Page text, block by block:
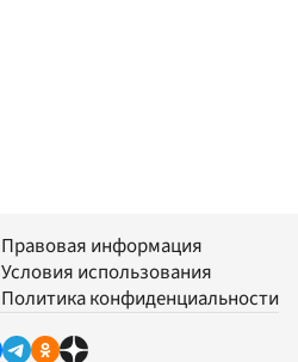
Правовая информация
Условия использования
Политика конфиденциальности